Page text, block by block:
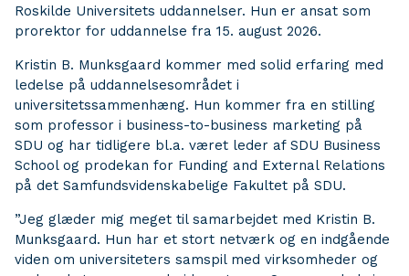
Roskilde Universitets uddannelser. Hun er ansat som
prorektor for uddannelse fra 15. august 2026.
Kristin B. Munksgaard kommer med solid erfaring med
ledelse på uddannelsesområdet i
universitetssammenhæng. Hun kommer fra en stilling
som professor i business-to-business marketing på
SDU og har tidligere bl.a. været leder af SDU Business
School og prodekan for Funding and External Relations
på det Samfundsvidenskabelige Fakultet på SDU.
”Jeg glæder mig meget til samarbejdet med Kristin B.
Munksgaard. Hun har et stort netværk og en indgående
viden om universiteters samspil med virksomheder og